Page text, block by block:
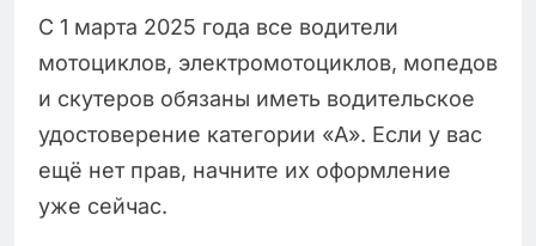
С 1 марта 2025 года все водители
мотоциклов, электромотоциклов, мопедов
и скутеров обязаны иметь водительское
удостоверение категории «А». Если у вас
ещё нет прав, начните их оформление
уже сейчас.